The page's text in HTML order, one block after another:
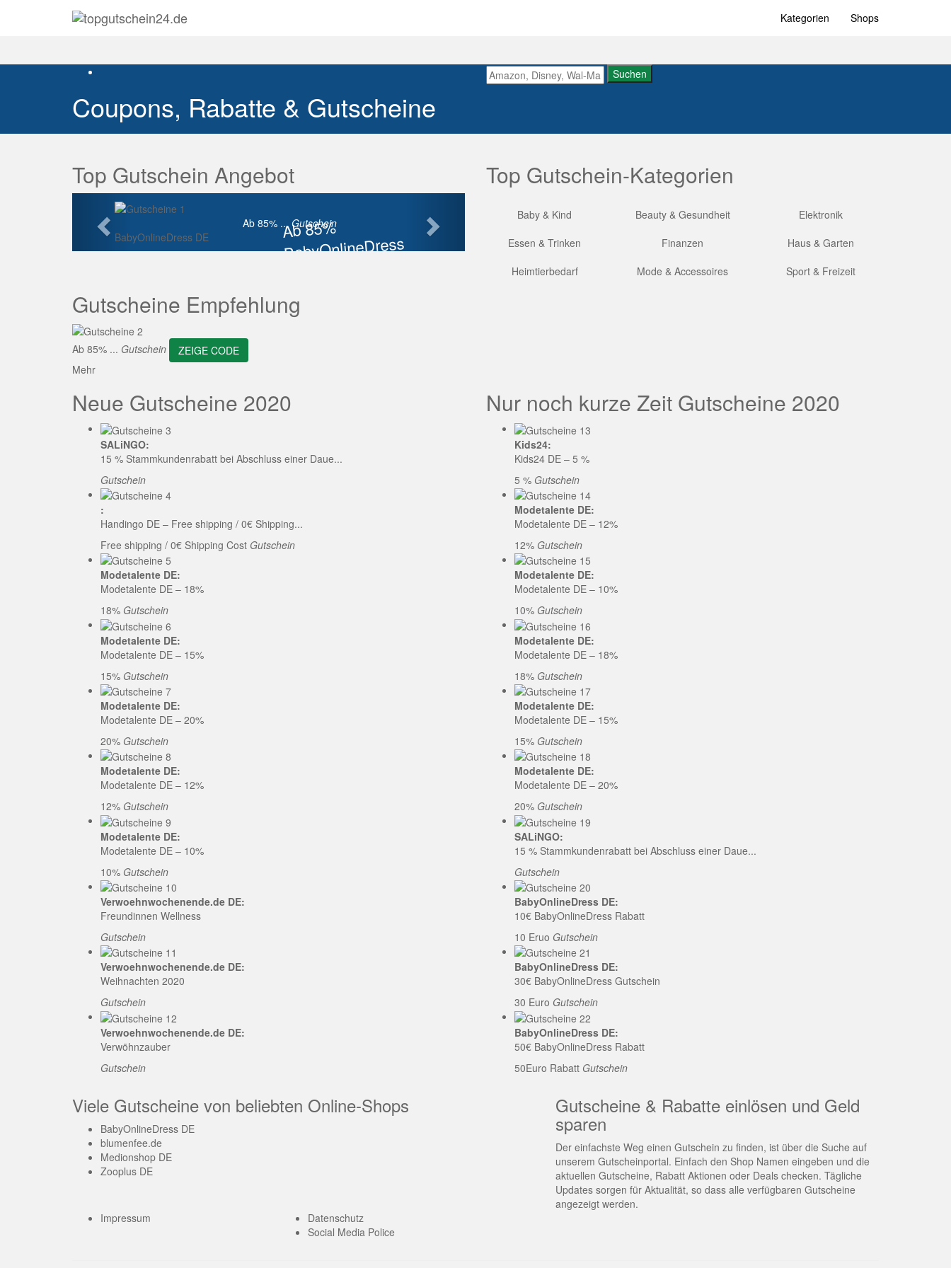
Kategorien Shops
Coupons, Rabatte & Gutscheine
Suchen
Top Gutschein Angebot
Ab 85%
BabyOnlineDress
ZEIGE CODE
Ab 85% ... Gutschein
BabyOnlineDress DE
Vorherige
Top Gutschein-Kategorien
Baby & Kind Beauty & Gesundheit
Elektronik
Essen & Trinken
Finanzen
Haus & Garten
Heimtierbedarf
Mode & Accessoires Sport & Freizeit
Gutscheine Empfehlung
Ab 85% ... Gutschein
ZEIGE CODE
Mehr
Neue Gutscheine 2020
SALiNGO:
15 % Stammkundenrabatt bei Abschluss einer Daue...
Gutschein
:
Handingo DE – Free shipping / 0€ Shipping...
Free shipping / 0€ Shipping Cost Gutschein
Modetalente DE:
Modetalente DE – 18%
18% Gutschein
Modetalente DE:
Modetalente DE – 15%
15% Gutschein
Modetalente DE:
Modetalente DE – 20%
20% Gutschein
Modetalente DE:
Modetalente DE – 12%
12% Gutschein
Modetalente DE:
Modetalente DE – 10%
10% Gutschein
Verwoehnwochenende.de DE:
Freundinnen Wellness
Gutschein
Verwoehnwochenende.de DE:
Weihnachten 2020
Gutschein
Verwoehnwochenende.de DE:
Verwöhnzauber
Gutschein
Nur noch kurze Zeit Gutscheine 2020
Kids24:
Kids24 DE – 5 %
5 % Gutschein
Modetalente DE:
Modetalente DE – 12%
12% Gutschein
Modetalente DE:
Modetalente DE – 10%
10% Gutschein
Modetalente DE:
Modetalente DE – 18%
18% Gutschein
Modetalente DE:
Modetalente DE – 15%
15% Gutschein
Modetalente DE:
Modetalente DE – 20%
20% Gutschein
SALiNGO:
15 % Stammkundenrabatt bei Abschluss einer Daue...
Gutschein
BabyOnlineDress DE:
10€ BabyOnlineDress Rabatt
10 Eruo Gutschein
BabyOnlineDress DE:
30€ BabyOnlineDress Gutschein
30 Euro Gutschein
BabyOnlineDress DE:
50€ BabyOnlineDress Rabatt
50Euro Rabatt Gutschein
Viele Gutscheine von beliebten Online-Shops
BabyOnlineDress DE
blumenfee.de
Medionshop DE
Zooplus DE
Gutscheine & Rabatte einlösen und Geld
sparen
Der einfachste Weg einen Gutschein zu finden, ist über die Suche auf
unserem Gutscheinportal. Einfach den Shop Namen eingeben und die
aktuellen Gutscheine, Rabatt Aktionen oder Deals checken. Tägliche
Updates sorgen für Aktualität, so dass alle verfügbaren Gutscheine
angezeigt werden.
Impressum
Datenschutz
Social Media Police